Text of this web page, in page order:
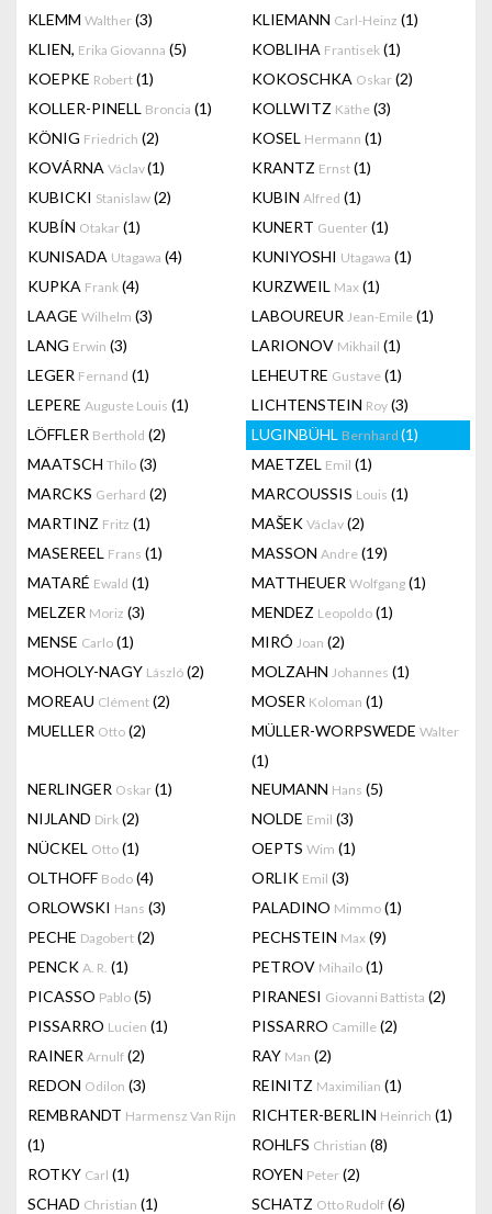
KLEMM Walther (3) KLIEMANN Carl-Heinz (1)
KLIEN, Erika Giovanna (5) KOBLIHA Frantisek (1)
KOEPKE Robert (1) KOKOSCHKA Oskar (2)
KOLLER-PINELL Broncia (1) KOLLWITZ Käthe (3)
KÖNIG Friedrich (2) KOSEL Hermann (1)
KOVÁRNA Václav(1) KRANTZ Ernst (1)
KUBICKI Stanislaw (2) KUBIN Alfred (1)
KUBÍN Otakar (1) KUNERT Guenter (1)
KUNISADA Utagawa (4) KUNIYOSHI Utagawa (1)
KUPKA Frank (4) KURZWEIL Max (1)
LAAGE Wilhelm (3) LABOUREUR Jean-Emile (1)
LANG Erwin (3) LARIONOV Mikhail (1)
LEGER Fernand (1) LEHEUTRE Gustave (1)
LEPERE Auguste Louis (1) LICHTENSTEIN Roy (3)
LÖFFLER Berthold (2) LUGINBÜHL Bernhard (1)
MAATSCH Thilo (3) MAETZEL Emil (1)
MARCKS Gerhard (2) MARCOUSSIS Louis (1)
MARTINZ Fritz (1) MAŠEK Václav (2)
MASEREEL Frans (1) MASSON Andre (19)
MATARÉ Ewald (1) MATTHEUER Wolfgang (1)
MELZER Moriz (3) MENDEZ Leopoldo (1)
MENSE Carlo (1) MIRÓ Joan (2)
MOHOLY-NAGY László (2) MOLZAHN Johannes (1)
MOREAU Clément (2) MOSER Koloman (1)
MUELLER Otto (2) MÜLLER-WORPSWEDE Walter
(1)
NERLINGER Oskar (1) NEUMANN Hans (5)
NIJLAND Dirk (2) NOLDE Emil (3)
NÜCKEL Otto (1) OEPTS Wim (1)
OLTHOFF Bodo (4) ORLIK Emil (3)
ORLOWSKI Hans (3) PALADINO Mimmo (1)
PECHE Dagobert (2) PECHSTEIN Max (9)
PENCK A. R. (1) PETROV Mihailo (1)
PICASSO Pablo (5) PIRANESI Giovanni Battista (2)
PISSARRO Lucien (1) PISSARRO Camille (2)
RAINER Arnulf (2) RAY Man (2)
REDON Odilon (3) REINITZ Maximilian (1)
REMBRANDT Harmensz Van Rijn
(1)
RICHTER-BERLIN Heinrich (1)
ROHLFS Christian (8)
ROTKY Carl (1) ROYEN Peter (2)
SCHAD Christian (1) SCHATZ Otto Rudolf (6)